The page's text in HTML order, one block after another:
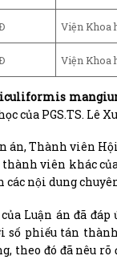
Viện Khoa
Viện Khoa
của PGS.TS. Lê
án, Thành viên
thành viên khác
nội dung
Luận án đã đáp
phiếu tán
theo đó đã nêu